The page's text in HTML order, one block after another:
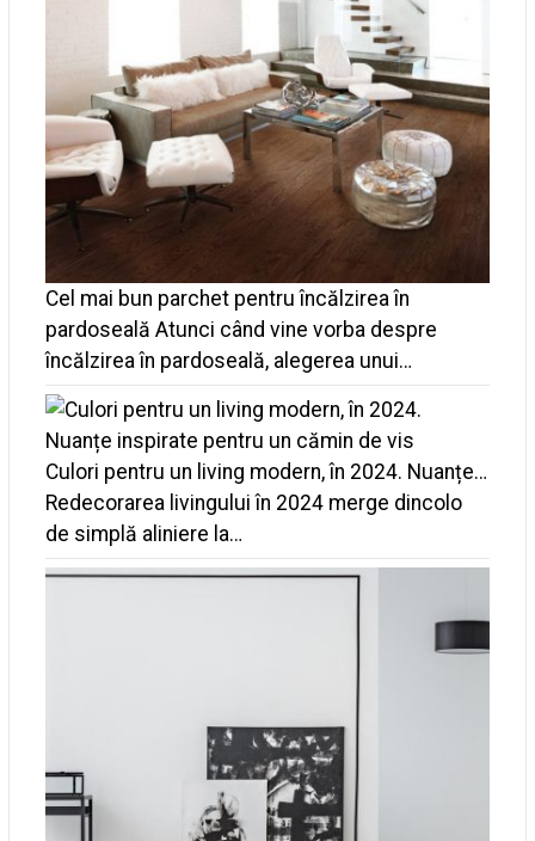
Cel mai bun parchet pentru încălzirea în
pardoseală Atunci când vine vorba despre
încălzirea în pardoseală, alegerea unui…
Culori pentru un living modern, în 2024. Nuanțe…
Redecorarea livingului în 2024 merge dincolo
de simplă aliniere la…